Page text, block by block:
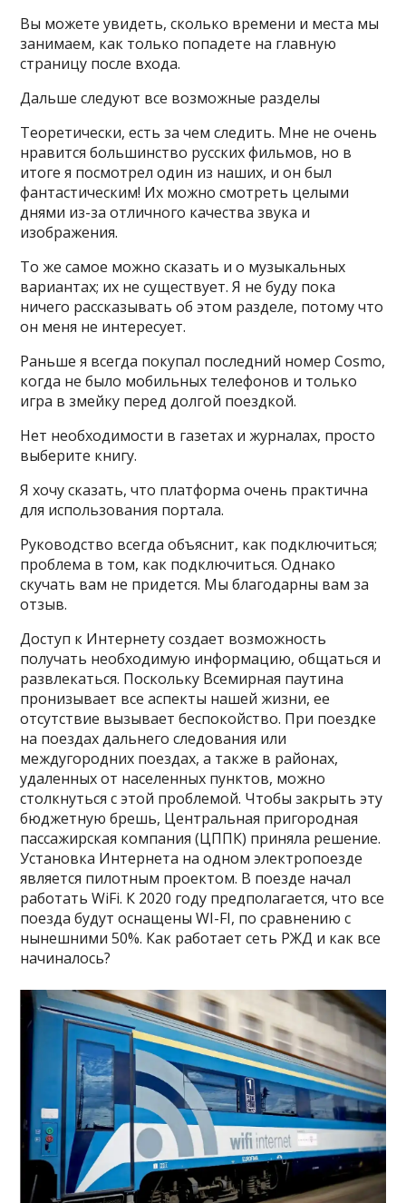
Вы можете увидеть, сколько времени и места мы
занимаем, как только попадете на главную
страницу после входа.
Дальше следуют все возможные разделы
Теоретически, есть за чем следить. Мне не очень
нравится большинство русских фильмов, но в
итоге я посмотрел один из наших, и он был
фантастическим! Их можно смотреть целыми
днями из-за отличного качества звука и
изображения.
То же самое можно сказать и о музыкальных
вариантах; их не существует. Я не буду пока
ничего рассказывать об этом разделе, потому что
он меня не интересует.
Раньше я всегда покупал последний номер Cosmo,
когда не было мобильных телефонов и только
игра в змейку перед долгой поездкой.
Нет необходимости в газетах и журналах, просто
выберите книгу.
Я хочу сказать, что платформа очень практична
для использования портала.
Руководство всегда объяснит, как подключиться;
проблема в том, как подключиться. Однако
скучать вам не придется. Мы благодарны вам за
отзыв.
Доступ к Интернету создает возможность
получать необходимую информацию, общаться и
развлекаться. Поскольку Всемирная паутина
пронизывает все аспекты нашей жизни, ее
отсутствие вызывает беспокойство. При поездке
на поездах дальнего следования или
междугородних поездах, а также в районах,
удаленных от населенных пунктов, можно
столкнуться с этой проблемой. Чтобы закрыть эту
бюджетную брешь, Центральная пригородная
пассажирская компания (ЦППК) приняла решение.
Установка Интернета на одном электропоезде
является пилотным проектом. В поезде начал
работать WiFi. К 2020 году предполагается, что все
поезда будут оснащены WI-FI, по сравнению с
нынешними 50%. Как работает сеть РЖД и как все
начиналось?